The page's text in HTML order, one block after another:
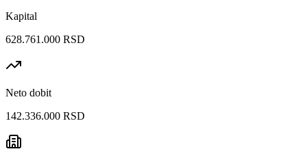
Kapital
628.761.000 RSD
Neto dobit
142.336.000 RSD